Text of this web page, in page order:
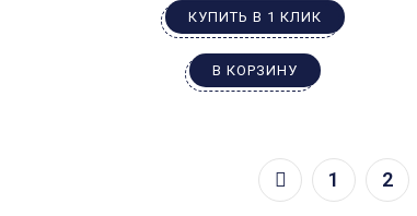
КУПИТЬ В 1 КЛИК
В КОРЗИНУ
1 2